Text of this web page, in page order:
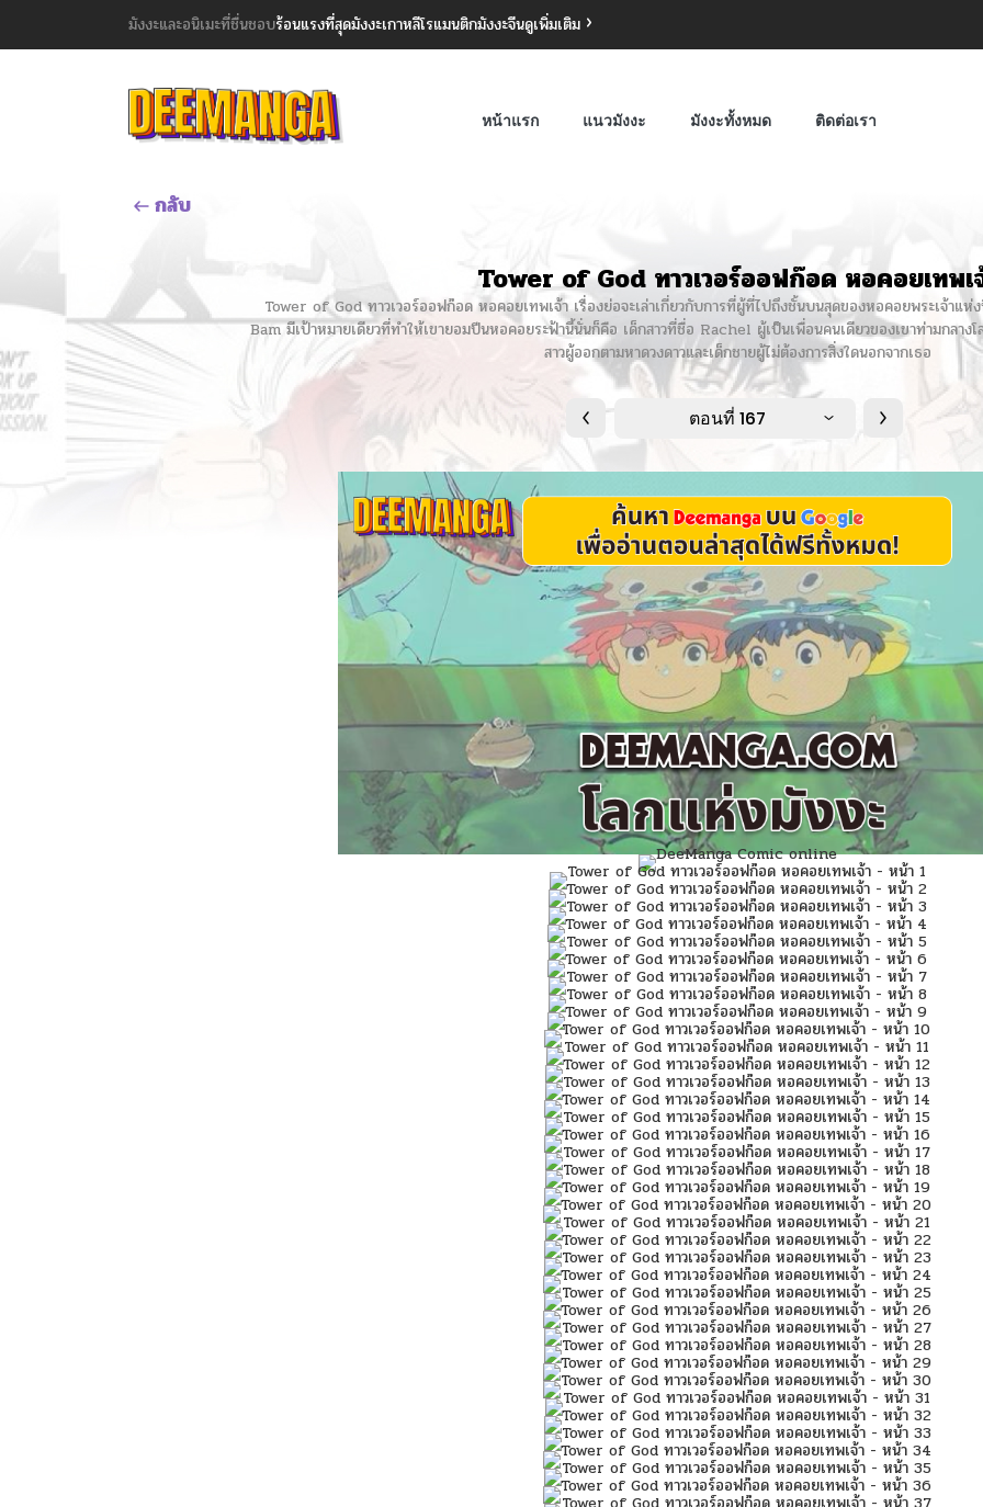
มังงะและอนิเมะที่ชื่นชอบร้อนแรงที่สุดมังงะเกาหลีโรแมนติกมังงะจีนดูเพิ่มเติม
หน้าแรก แนวมังงะ มังงะทั้งหมด ติดต่อเรา
กลับ
Tower of God ทาวเวอร์ออฟก๊อด หอคอยเทพเ
Tower of God ทาวเวอร์ออฟก๊อด หอคอยเทพเจ้า เรื่องย่อจะเล่าเกี่ยวกับการที่ผู้ที่ไปถึงชั้นบนสุดของหอคอยพระเจ้าแห่
Bam มีเป้าหมายเดียวที่ทำให้เขายอมปีนหอคอยระฟ้านี้นั่นก็คือ เด็กสาวที่ชื่อ Rachel ผู้เป็นเพื่อนคนเดียวของเขาท่ามกลาง
สาวผู้ออกตามหาดวงดาวและเด็กชายผู้ไม่ต้องการสิ่งใดนอกจากเธอ
ตอนที่ 167